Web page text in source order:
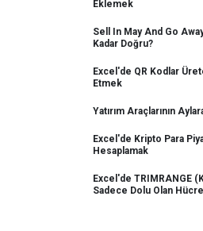
Eklemek
Sell In May And Go
Kadar Doğru?
Excel'de QR Kodlar
Etmek
Yatırım Araçlarının
Excel'de Kripto Para
Hesaplamak
Excel'de TRIMRANGE
Sadece Dolu Olan